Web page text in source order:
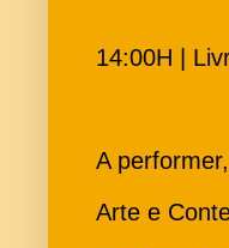
14:00H |
A
Arte e